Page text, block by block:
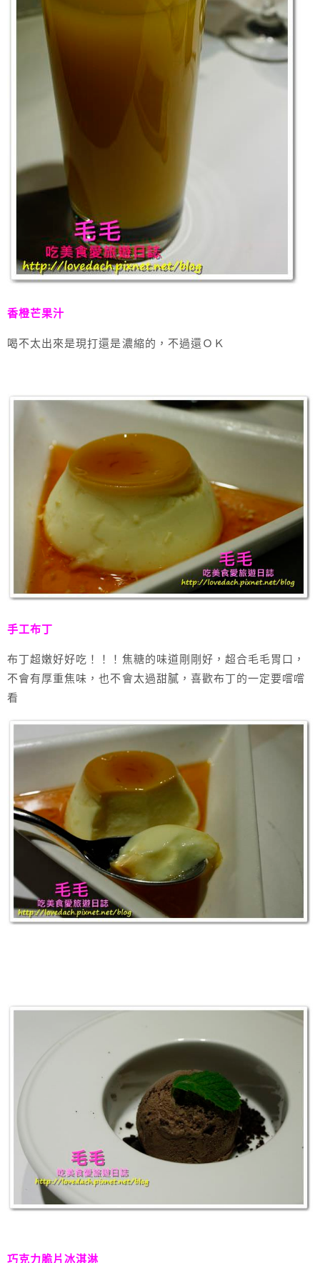
香橙芒果汁
喝不太出來是現打還是濃縮的，不過還ＯＫ
手工布丁
布丁超嫩好好吃！！！焦糖的味道剛剛好，超合毛毛胃口，
不會有厚重焦味，也不會太過甜膩，喜歡布丁的一定要嚐嚐
看
巧克力脆片冰淇淋